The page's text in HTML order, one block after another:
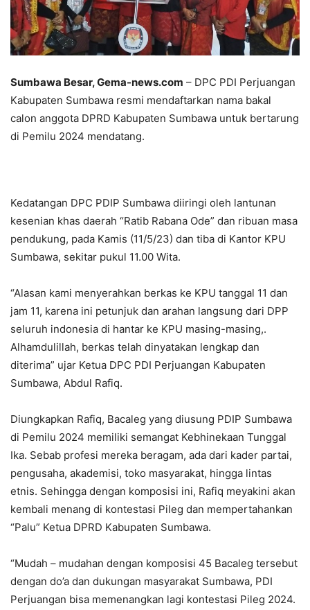
Sumbawa Besar, Gema-news.com – DPC PDI Perjuangan
Kabupaten Sumbawa resmi mendaftarkan nama bakal
calon anggota DPRD Kabupaten Sumbawa untuk bertarung
di Pemilu 2024 mendatang.
Kedatangan DPC PDIP Sumbawa diiringi oleh lantunan
kesenian khas daerah “Ratib Rabana Ode” dan ribuan masa
pendukung, pada Kamis (11/5/23) dan tiba di Kantor KPU
Sumbawa, sekitar pukul 11.00 Wita.
“Alasan kami menyerahkan berkas ke KPU tanggal 11 dan
jam 11, karena ini petunjuk dan arahan langsung dari DPP
seluruh indonesia di hantar ke KPU masing-masing,.
Alhamdulillah, berkas telah dinyatakan lengkap dan
diterima” ujar Ketua DPC PDI Perjuangan Kabupaten
Sumbawa, Abdul Rafiq.
Diungkapkan Rafiq, Bacaleg yang diusung PDIP Sumbawa
di Pemilu 2024 memiliki semangat Kebhinekaan Tunggal
Ika. Sebab profesi mereka beragam, ada dari kader partai,
pengusaha, akademisi, toko masyarakat, hingga lintas
etnis. Sehingga dengan komposisi ini, Rafiq meyakini akan
kembali menang di kontestasi Pileg dan mempertahankan
“Palu” Ketua DPRD Kabupaten Sumbawa.
“Mudah – mudahan dengan komposisi 45 Bacaleg tersebut
dengan do’a dan dukungan masyarakat Sumbawa, PDI
Perjuangan bisa memenangkan lagi kontestasi Pileg 2024.